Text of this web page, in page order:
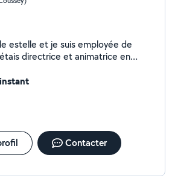
estelle et je suis employée de
directrice et animatrice en
Contacter